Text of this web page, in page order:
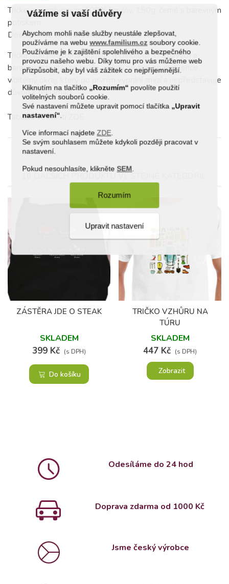
Vážíme si vaší důvěry
Abychom mohli naše služby neustále zlepšovat,
používáme na webuwww.familium.czsoubory cookie.
Používáme je k zajištění spolehlivého a bezpečného
provozu našeho webu. Díky tomu pro vás můžeme web
přizpůsobit, aby byl váš zážitek co nejpříjemnější.
Kliknutím na tlačítko „Rozumím“ povolíte použití
volitelných souborů cookie.
Své nastavení můžete upravit pomocí tlačítka „Upravit
nastavení“.
Více informací najdeteZDE.
Se svým souhlasem můžete kdykoli později pracovat v
nastavení.
Pokud nesouhlasíte, klikněte SEM.
Rozumím
Upravit nastavení
Tričko je vyrobeno ze 100% bavlny, 150g, černé s barevným
potiskem.
Dostupné je ve velikostech M, L, XL a XXL.
Trička jsou potištěna digitální technologií. U tmavých a
barevných textilií se může v okolí motivu objevit lehce
viditelný okraj, který po prvním vyprání zmizí a nepředstavuje
důvod k reklamaci.
Tabulka velikostí
16 DALŠÍCH PRODUKTŮ VE STEJNÉ KATEGORII:
ZÁSTĚRA JDE O STEAK
SKLADEM
399 Kč (s DPH)
Do košíku
TRIČKO VZHŮRU NA
TÚRU
SKLADEM
447 Kč (s DPH)
Zobrazit
Odesíláme do 24 hod
Doprava zdarma od 1000 Kč
Jsme český výrobce